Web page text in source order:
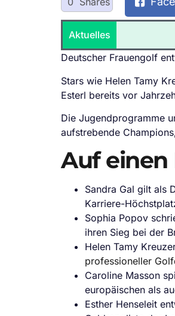
Aktuelles
Deutscher Frauengolf
Stars wie Helen Tamy
Esterl bereits vor
Die Jugendprogramme
aufstrebende
Auf einen
Sandra Gal gilt als
Karriere-
Sophia Popov
ihren Sieg bei der
Helen Tamy
professioneller
Caroline Masson
europäischen als
Esther Henseleit